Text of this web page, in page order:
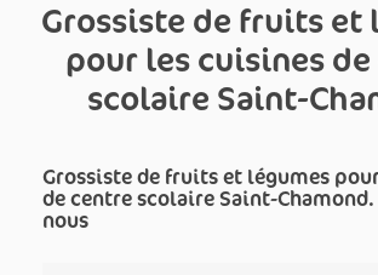
Grossiste de fruits et
pour les cuisines
scolaire Saint-
Grossiste de fruits et légumes
de centre scolaire Saint-Chamond.
nous